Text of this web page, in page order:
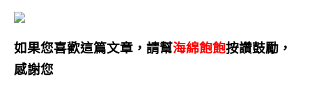
如果您喜歡這篇文章，請幫海綿飽飽按讚鼓勵，
感謝您